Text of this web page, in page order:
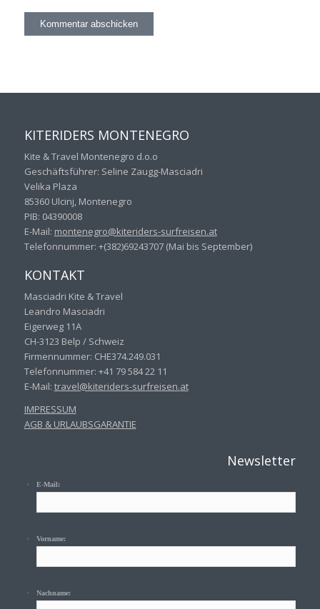
KITERIDERS MONTENEGRO
Kite & Travel Montenegro d.o.o
Geschäftsführer: Seline Zaugg-Masciadri
Velika Plaza
85360 Ulcinj, Montenegro
PIB: 04390008
E-Mail: montenegro@kiteriders-surfreisen.at
Telefonnummer: +(382)69243707 (Mai bis September)
KONTAKT
Masciadri Kite & Travel
Leandro Masciadri
Eigerweg 11A
CH-3123 Belp / Schweiz
Firmennummer: CHE374.249.031
Telefonnummer: +41 79 584 22 11
E-Mail: travel@kiteriders-surfreisen.at
IMPRESSUM
AGB & URLAUBSGARANTIE
Newsletter
E-Mail:
Vorname:
Nachname: